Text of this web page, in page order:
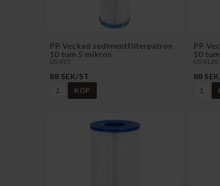
PP Veckad sedimentfilterpatron
10 tum 5 mikron
US-EL5
88 SEK/ST
KÖP
PP
10
US-EL20
88